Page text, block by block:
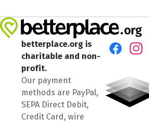
betterplace.org is
charitable and non-
profit.
Our payment
methods are PayPal,
SEPA Direct Debit,
Credit Card, wire